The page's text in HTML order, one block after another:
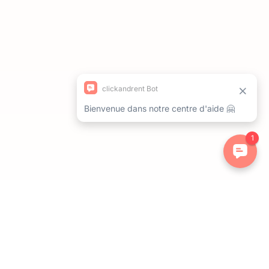
Personnalisez vos préférences pour contrôler la manière dont